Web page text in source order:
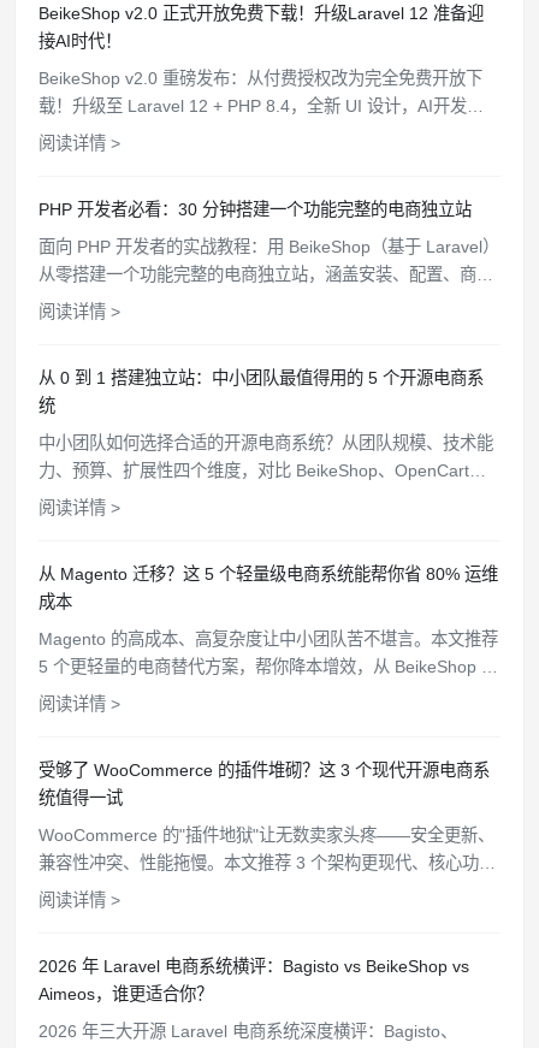
BeikeShop v2.0 正式开放免费下载！升级Laravel 12 准备迎
接AI时代！
BeikeShop v2.0 重磅发布：从付费授权改为完全免费开放下
载！升级至 Laravel 12 + PHP 8.4，全新 UI 设计，AI开发规
范文件，WooCommerce API 对接，支持一键部署。
阅读详情 >
PHP 开发者必看：30 分钟搭建一个功能完整的电商独立站
面向 PHP 开发者的实战教程：用 BeikeShop（基于 Laravel）
从零搭建一个功能完整的电商独立站，涵盖安装、配置、商品
上架、支付对接、主题定制全流程。
阅读详情 >
从 0 到 1 搭建独立站：中小团队最值得用的 5 个开源电商系
统
中小团队如何选择合适的开源电商系统？从团队规模、技术能
力、预算、扩展性四个维度，对比 BeikeShop、OpenCart、
Bagisto 等 5 个开源方案，帮你找到最匹配的选择。
阅读详情 >
从 Magento 迁移？这 5 个轻量级电商系统能帮你省 80% 运维
成本
Magento 的高成本、高复杂度让中小团队苦不堪言。本文推荐
5 个更轻量的电商替代方案，帮你降本增效，从 BeikeShop 到
OpenCart 逐一分析。
阅读详情 >
受够了 WooCommerce 的插件堆砌？这 3 个现代开源电商系
统值得一试
WooCommerce 的"插件地狱"让无数卖家头疼——安全更新、
兼容性冲突、性能拖慢。本文推荐 3 个架构更现代、核心功能
开箱即用的开源电商替代方案。
阅读详情 >
2026 年 Laravel 电商系统横评：Bagisto vs BeikeShop vs
Aimeos，谁更适合你？
2026 年三大开源 Laravel 电商系统深度横评：Bagisto、